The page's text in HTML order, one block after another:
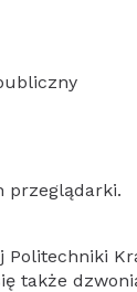
przeglądarki.
także